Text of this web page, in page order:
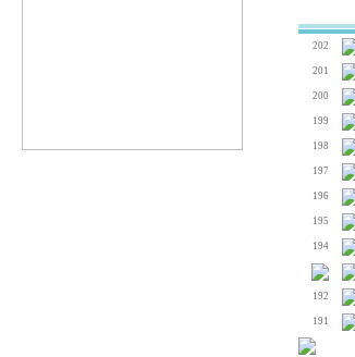
202
201
200
199
198
197
196
195
194
192
191